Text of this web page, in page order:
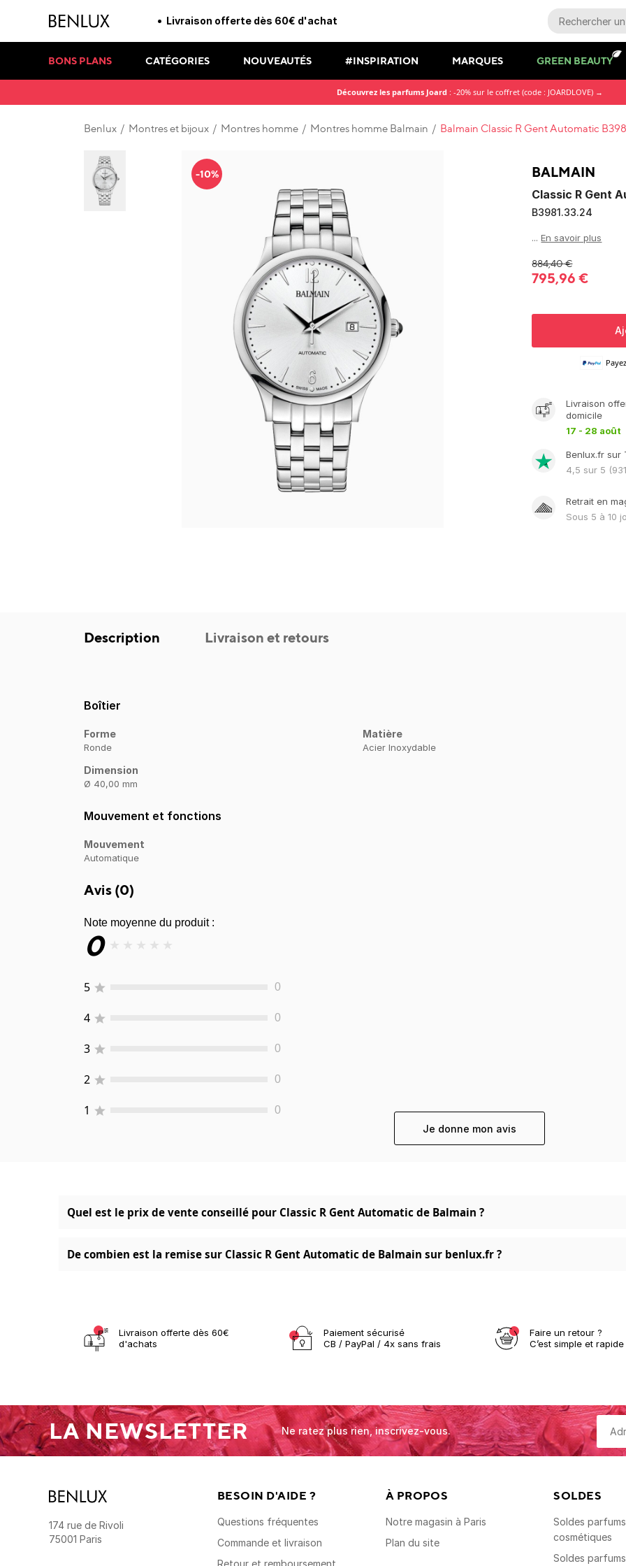
Livraison offerte dès 60€ d'achat
BONS PLANS CATÉGORIES NOUVEAUTÉS #INSPIRATION MARQUES GREEN BEAUTY
Découvrez les parfums Joard : -20% sur le coffret (code : JOARDLOVE) →
Benlux / Montres et bijoux / Montres homme / Montres homme Balmain / Balmain Classic R Gent Automatic
-10%
Classic R Gent
B3981.33.24
BALMAIN
... En savoir plus
884,40€
795,96 €
Livraison
domicile
17 - 28 août
Benlux.fr sur
4,5 sur 5 (
Retrait en
Sous 5 à 10
Description Livraison et retours
Boîtier
Forme
Ronde
Dimension
Ø 40,00 mm
Matière
Acier Inoxydable
Mouvement et fonctions
Mouvement
Automatique
Avis (0)
Note moyenne du produit :
0 ★ ★ ★ ★ ★
5 0
4 0
3 0
2 0
1
0
Je donne mon avis
Quel est le prix de vente conseillé pour Classic R Gent Automatic de Balmain ?
De combien est la remise sur Classic R Gent Automatic de Balmain sur benlux.fr ?
Livraison offerte dès 60€
d'achats
Paiement sécurisé
CB / PayPal / 4x sans frais
Faire un retour ?
C’est simple et rapide
LA NEWSLETTER Ne ratez plus rien, inscrivez-vous.
174 rue de Rivoli
75001 Paris
BESOIN D'AIDE ?
Questions fréquentes
Commande et livraison
Retour et remboursement
À PROPOS
Notre magasin à Paris
Plan du site
SOLDES
Soldes
cosmétiques
Soldes parfums